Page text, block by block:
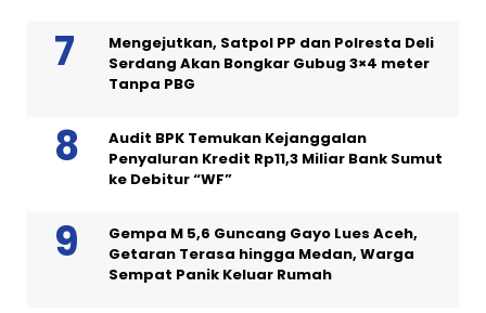
Mengejutkan, Satpol PP dan Polresta Deli
Serdang Akan Bongkar Gubug 3×4 meter
Tanpa PBG
Audit BPK Temukan Kejanggalan
Penyaluran Kredit Rp11,3 Miliar Bank Sumut
ke Debitur “WF”
Gempa M 5,6 Guncang Gayo Lues Aceh,
Getaran Terasa hingga Medan, Warga
Sempat Panik Keluar Rumah